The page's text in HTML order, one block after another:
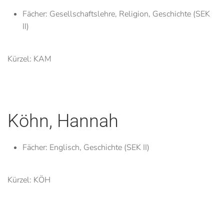
Fächer: Gesellschaftslehre, Religion, Geschichte (SEK
II)
Kürzel: KAM
Köhn, Hannah
Fächer: Englisch, Geschichte (SEK II)
Kürzel: KÖH